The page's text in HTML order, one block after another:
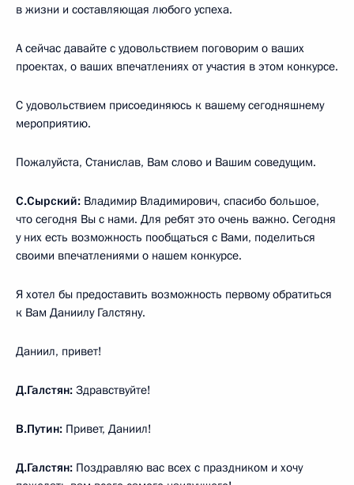
в жизни и составляющая любого успеха.
А сейчас давайте с удовольствием поговорим о ваших
проектах, о ваших впечатлениях от участия в этом конкурсе.
С удовольствием присоединяюсь к вашему сегодняшнему
мероприятию.
Пожалуйста, Станислав, Вам слово и Вашим соведущим.
С.Сырский: Владимир Владимирович, спасибо большое,
что сегодня Вы с нами. Для ребят это очень важно. Сегодня
у них есть возможность пообщаться с Вами, поделиться
своими впечатлениями о нашем конкурсе.
Я хотел бы предоставить возможность первому обратиться
к Вам Даниилу Галстяну.
Даниил, привет!
Д.Галстян: Здравствуйте!
В.Путин: Привет, Даниил!
Д.Галстян: Поздравляю вас всех с праздником и хочу